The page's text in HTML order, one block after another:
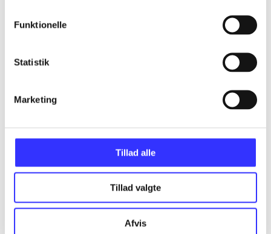
Funktionelle
Statistik
Marketing
Tillad alle
Tillad valgte
Afvis
Artikler